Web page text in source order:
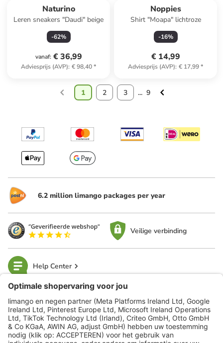
Naturino
Leren sneakers "Daudi" beige
-62%
vanaf: € 36,99
Adviesprijs (AVP): € 98,40*
Noppies
Shirt "Moapa" lichtroze
-16%
€ 14,99
Adviesprijs (AVP): € 17,99*
1 2 3 ... 9
6.2 million limango packages per year
Veilige verbinding
Help Center
limango
Veilig winkelen